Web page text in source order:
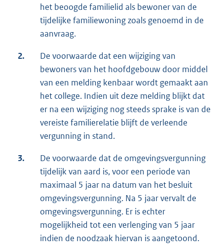
het beoogde familielid als bewoner van de
tijdelijke familiewoning zoals genoemd in de
aanvraag.
2.
De voorwaarde dat een wijziging van
bewoners van het hoofdgebouw door middel
van een melding kenbaar wordt gemaakt aan
het college. Indien uit deze melding blijkt dat
er na een wijziging nog steeds sprake is van de
vereiste familierelatie blijft de verleende
vergunning in stand.
3.
De voorwaarde dat de omgevingsvergunning
tijdelijk van aard is, voor een periode van
maximaal 5 jaar na datum van het besluit
omgevingsvergunning. Na 5 jaar vervalt de
omgevingsvergunning. Er is echter
mogelijkheid tot een verlenging van 5 jaar
indien de noodzaak hiervan is aangetoond.